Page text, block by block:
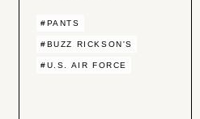
#PANTS
#BUZZ RICKSON'S
#U.S. AIR FORCE